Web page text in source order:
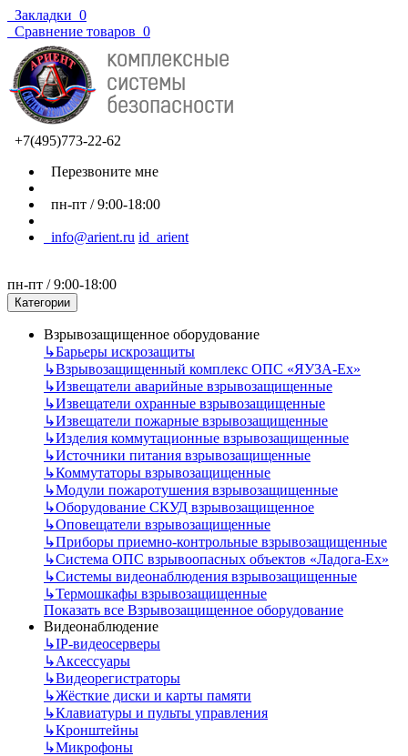
Закладки 0
Сравнение товаров 0
+7(495)773-22-62
Перезвоните мне
пн-пт / 9:00-18:00
info@arient.ru id_arient
пн-пт / 9:00-18:00
Категории
Взрывозащищенное оборудование
↳Барьеры искрозащиты
↳Взрывозащищенный комплекс ОПС «ЯУЗА-Ех»
↳Извещатели аварийные взрывозащищенные
↳Извещатели охранные взрывозащищенные
↳Извещатели пожарные взрывозащищенные
↳Изделия коммутационные взрывозащищенные
↳Источники питания взрывозащищенные
↳Коммутаторы взрывозащищенные
↳Модули пожаротушения взрывозащищенные
↳Оборудование СКУД взрывозащищенное
↳Оповещатели взрывозащищенные
↳Приборы приемно-контрольные взрывозащищенные
↳Система ОПС взрывоопасных объектов «Ладога-Ex»
↳Системы видеонаблюдения взрывозащищенные
↳Термошкафы взрывозащищенные
Показать все Взрывозащищенное оборудование
Видеонаблюдение
↳IP-видеосерверы
↳Аксессуары
↳Видеорегистраторы
↳Жёсткие диски и карты памяти
↳Клавиатуры и пульты управления
↳Кронштейны
↳Микрофоны